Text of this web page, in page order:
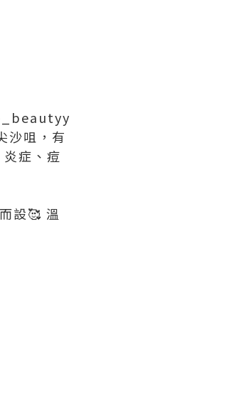
沙咀，有
症、痘
設🥰 溫